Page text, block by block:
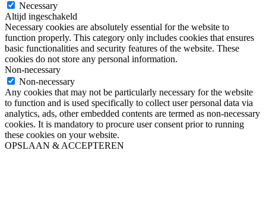
Necessary
Altijd ingeschakeld
Necessary cookies are absolutely essential for the website to
function properly. This category only includes cookies that ensures
basic functionalities and security features of the website. These
cookies do not store any personal information.
Non-necessary
Non-necessary
Any cookies that may not be particularly necessary for the website
to function and is used specifically to collect user personal data via
analytics, ads, other embedded contents are termed as non-necessary
cookies. It is mandatory to procure user consent prior to running
these cookies on your website.
OPSLAAN & ACCEPTEREN